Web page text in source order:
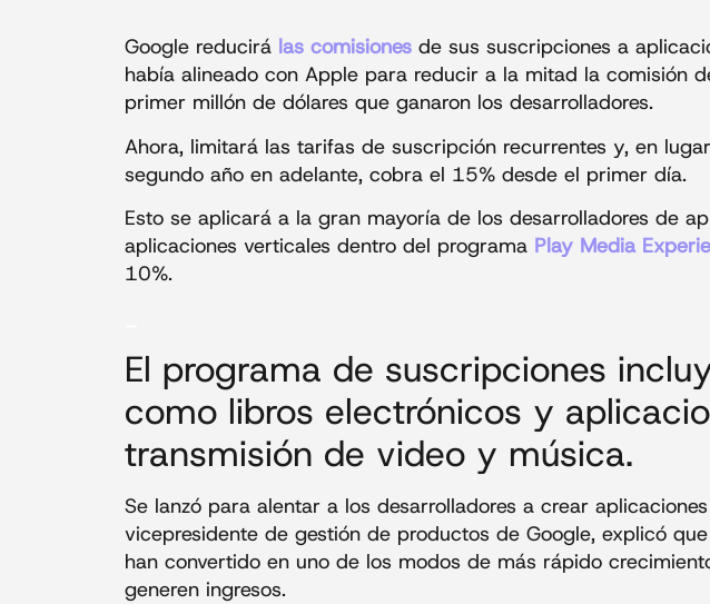
Google reducirá las comisiones de sus suscripciones a
había alineado con Apple para reducir a la mitad la comisión
primer millón de dólares que ganaron los desarrolladores.
Ahora, limitará las tarifas de suscripción recurrentes y, en
segundo año en adelante, cobra el 15% desde el primer día.
Esto se aplicará a la gran mayoría de los desarrolladores de
aplicaciones verticales dentro del programa Play Media
10%.
El programa de suscripciones
como libros electrónicos y
transmisión de video y música.
Se lanzó para alentar a los desarrolladores a crear
vicepresidente de gestión de productos de Google, explicó
han convertido en uno de los modos de más rápido
generen ingresos.